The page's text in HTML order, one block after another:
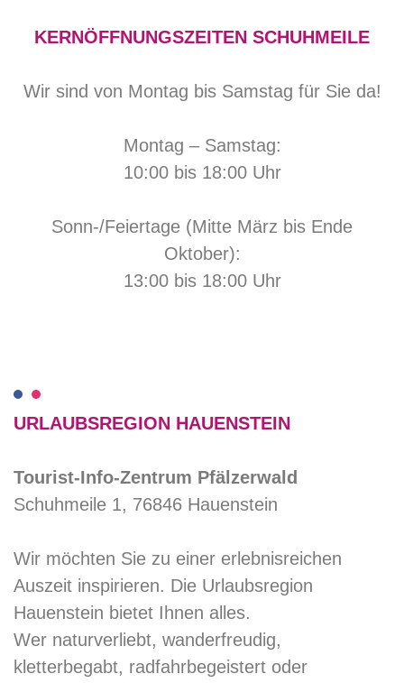
KERNÖFFNUNGSZEITEN SCHUHMEILE
Wir sind von Montag bis Samstag für Sie da!
Montag – Samstag:
10:00 bis 18:00 Uhr
Sonn-/Feiertage (Mitte März bis Ende
Oktober):
13:00 bis 18:00 Uhr
URLAUBSREGION HAUENSTEIN
Tourist-Info-Zentrum Pfälzerwald
Schuhmeile 1, 76846 Hauenstein
Wir möchten Sie zu einer erlebnisreichen
Auszeit inspirieren. Die Urlaubsregion
Hauenstein bietet Ihnen alles.
Wer naturverliebt, wanderfreudig,
kletterbegabt, radfahrbegeistert oder